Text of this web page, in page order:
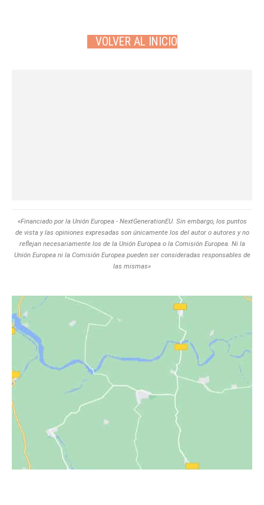
VOLVER AL INICIO
«Financiado por la Unión Europea - NextGenerationEU. Sin embargo, los puntos
de vista y las opiniones expresadas son únicamente los del autor o autores y no
reflejan necesariamente los de la Unión Europea o la Comisión Europea. Ni la
Unión Europea ni la Comisión Europea pueden ser consideradas responsables de
las mismas»